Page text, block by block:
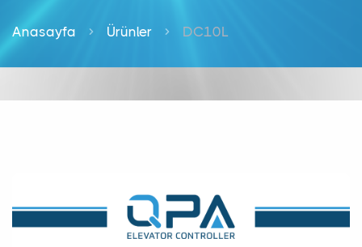
Anasayfa Ürünler DC10L